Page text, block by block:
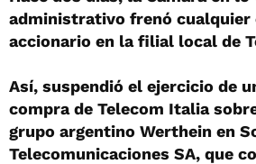
administrativo frenó cualquier
accionario en la filial local de
Así, suspendió el ejercicio de
compra de Telecom Italia
grupo argentino Werthein en
Telecomunicaciones SA, que